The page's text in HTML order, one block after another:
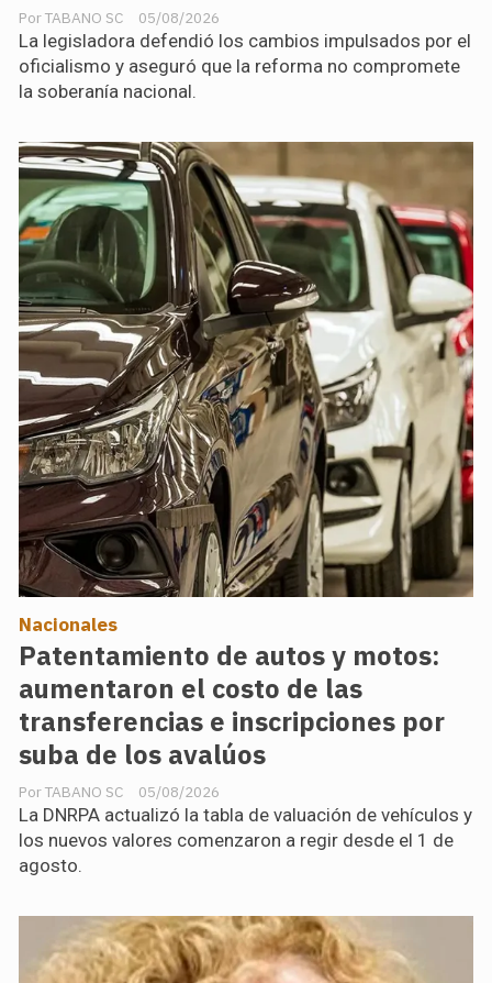
TABANO SC 05/08/2026
La legisladora defendió los cambios impulsados por el
oficialismo y aseguró que la reforma no compromete
la soberanía nacional.
Patentamiento de autos y motos:
aumentaron el costo de las
transferencias e inscripciones por
suba de los avalúos
TABANO SC
Nacionales
05/08/2026
La DNRPA actualizó la tabla de valuación de vehículos y
los nuevos valores comenzaron a regir desde el 1 de
agosto.